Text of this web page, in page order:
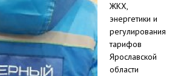
ЖКХ,
энергетики и
регулирования
тарифов
Ярославской
области